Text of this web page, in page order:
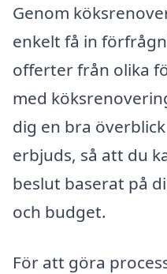
Genom
enkelt få in
offerter från olika
med
dig en bra
erbjuds, så att du
beslut baserat på
och budget.
För att göra